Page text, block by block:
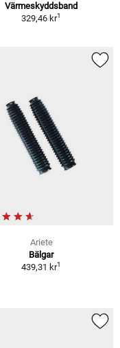
Värmeskyddsband
329,46 kr1
Ariete
Bälgar
439,31 kr1